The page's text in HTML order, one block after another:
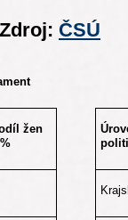
Zdroj: ČSÚ
žen